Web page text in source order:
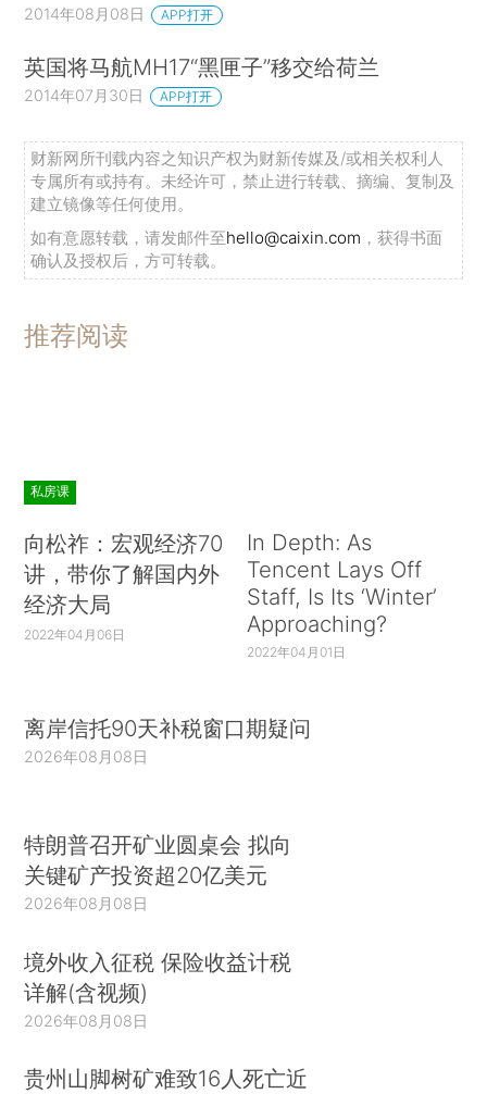
2014年08月08日 APP打开
英国将马航MH17“黑匣子”移交给荷兰
2014年07月30日 APP打开
财新网所刊载内容之知识产权为财新传媒及/或相关权利人
专属所有或持有。未经许可，禁止进行转载、摘编、复制及
建立镜像等任何使用。
如有意愿转载，请发邮件至hello@caixin.com ，获得书面
确认及授权后，方可转载。
推荐阅读
私房课
向松祚：宏观经济70
讲，带你了解国内外
经济大局
2022年04月06日
In Depth: As
Tencent Lays Off
Staff, Is Its ‘Winter’
Approaching?
2022年04月01日
离岸信托90天补税窗口期疑问
2026年08月08日
特朗普召开矿业圆桌会 拟向
关键矿产投资超20亿美元
2026年08月08日
境外收入征税 保险收益计税
详解(含视频)
2026年08月08日
贵州山脚树矿难致16人死亡近